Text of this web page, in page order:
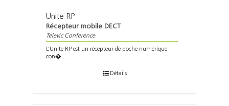
Unite RP
Récepteur mobile DECT
Televic Conference
L’Unite RP est un récepteur de poche numérique
con� . . .
Détails